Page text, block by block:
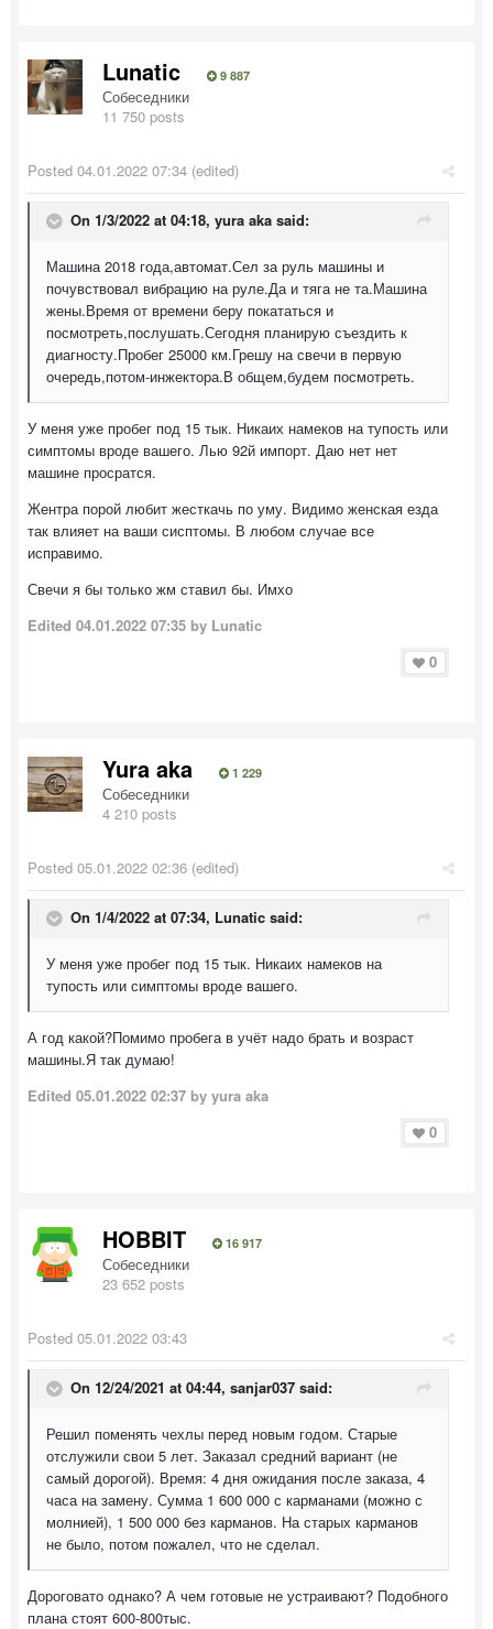
Lunatic 9 887
Собеседники
11 750 posts
Posted 04.01.2022 07:34 (edited)
On 1/3/2022 at 04:18, yura aka said:
Машина 2018 года,автомат.Сел за руль машины и
почувствовал вибрацию на руле.Да и тяга не та.Машина
жены.Время от времени беру покататься и
посмотреть,послушать.Сегодня планирую съездить к
диагносту.Пробег 25000 км.Грешу на свечи в первую
очередь,потом-инжектора.В общем,будем посмотреть.
У меня уже пробег под 15 тык. Никаих намеков на тупость или
симптомы вроде вашего. Лью 92й импорт. Даю нет нет
машине просратся.
Жентра порой любит жесткачь по уму. Видимо женская езда
так влияет на ваши сисптомы. В любом случае все
исправимо.
Свечи я бы только жм ставил бы. Имхо
Edited 04.01.2022 07:35 by Lunatic
0
Yura aka 1 229
Собеседники
4 210 posts
Posted 05.01.2022 02:36 (edited)
On 1/4/2022 at 07:34, Lunatic said:
У меня уже пробег под 15 тык. Никаих намеков на
тупость или симптомы вроде вашего.
А год какой?Помимо пробега в учёт надо брать и возраст
машины.Я так думаю!
Edited 05.01.2022 02:37 by yura aka
0
HOBBIT 16 917
Собеседники
23 652 posts
Posted 05.01.2022 03:43
On 12/24/2021 at 04:44, sanjar037 said:
Решил поменять чехлы перед новым годом. Старые
отслужили свои 5 лет. Заказал средний вариант (не
самый дорогой). Время: 4 дня ожидания после заказа, 4
часа на замену. Сумма 1 600 000 с карманами (можно с
молнией), 1 500 000 без карманов. На старых карманов
не было, потом пожалел, что не сделал.
Дороговато однако? А чем готовые не устраивают? Подобного
плана стоят 600-800тыс.